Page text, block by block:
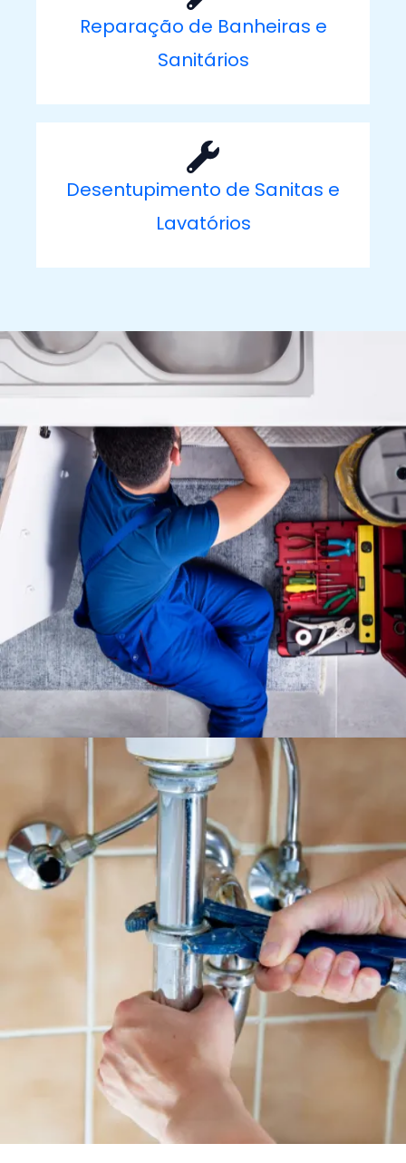
Reparação de Banheiras e
Sanitários
Desentupimento de Sanitas e
Lavatórios